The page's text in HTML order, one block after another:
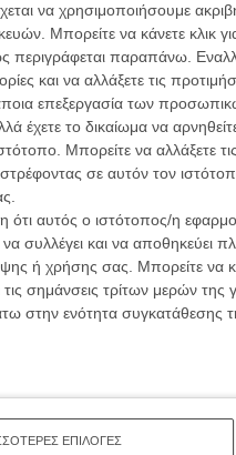
να χρησιμοποιήσουμε
Μπορείτε να κάνετε κλικ
περιγράφεται παραπάνω.
και να αλλάξετε τις
επεξεργασία των
έχετε το δικαίωμα να
Μπορείτε να αλλάξετε
σε αυτόν τον
αυτός ο ιστότοπος/η
να συλλέγει και να αποθηκεύει
ή χρήσης σας. Μπορείτε να
σημάνσεις τρίτων μερών
στην ενότητα συγκατάθεσης
ΕΠΙΛΟΓΕΣ
ΑΡΘΡΑ
Σκηνοθετών
κάνουν σινεμά με